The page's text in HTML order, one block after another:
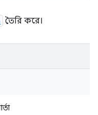
তৈরি করে।